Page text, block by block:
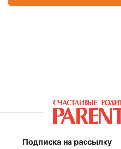
Подписка на рассылку